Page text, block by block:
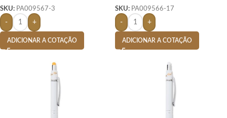
SKU: PA009567-3
- +
ADICIONAR A COTAÇÃO
SKU: PA009566-17
- +
ADICIONAR A COTAÇÃO